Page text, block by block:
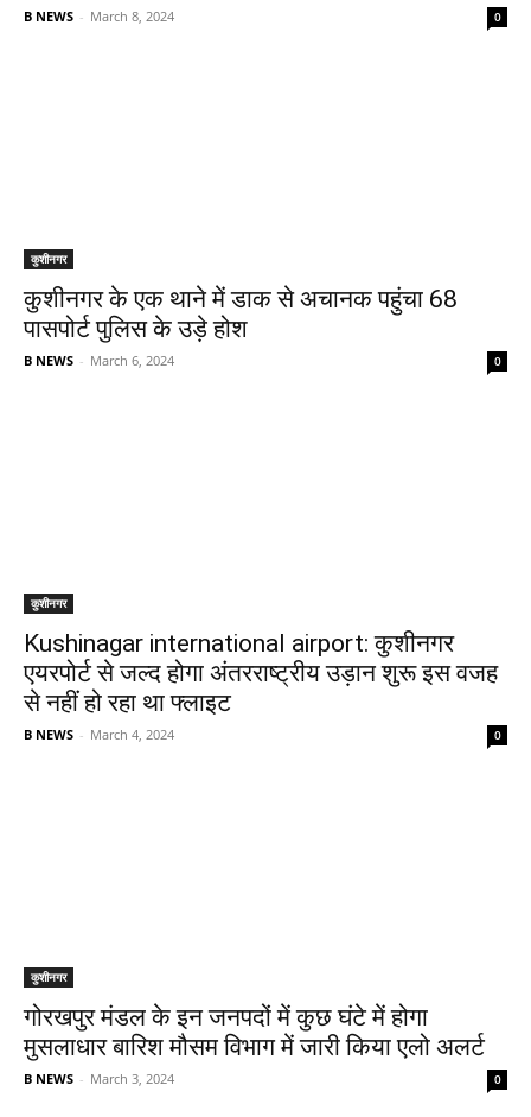
B NEWS - March 8, 2024 0
कुशीनगर
कुशीनगर के एक थाने में डाक से अचानक पहुंचा 68
पासपोर्ट पुलिस के उड़े होश
B NEWS - March 6, 2024 0
कुशीनगर
Kushinagar international airport: कुशीनगर
एयरपोर्ट से जल्द होगा अंतरराष्ट्रीय उड़ान शुरू इस वजह
से नहीं हो रहा था फ्लाइट
B NEWS - March 4, 2024 0
कुशीनगर
गोरखपुर मंडल के इन जनपदों में कुछ घंटे में होगा
मुसलाधार बारिश मौसम विभाग में जारी किया एलो अलर्ट
B NEWS - March 3, 2024 0